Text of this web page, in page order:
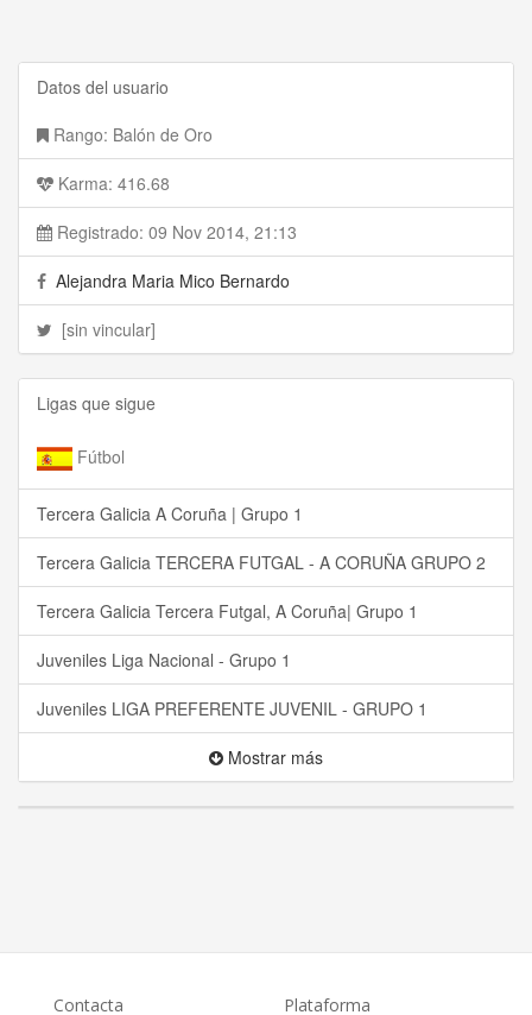
Datos del usuario
Rango: Balón de Oro
Karma: 416.68
Registrado: 09 Nov 2014, 21:13
Alejandra Maria Mico Bernardo
[sin vincular]
Ligas que sigue
Fútbol
Tercera Galicia A Coruña | Grupo 1
Tercera Galicia TERCERA FUTGAL - A CORUÑA GRUPO 2
Tercera Galicia Tercera Futgal, A Coruña| Grupo 1
Juveniles Liga Nacional - Grupo 1
Juveniles LIGA PREFERENTE JUVENIL - GRUPO 1
Mostrar más
Contacta Plataforma